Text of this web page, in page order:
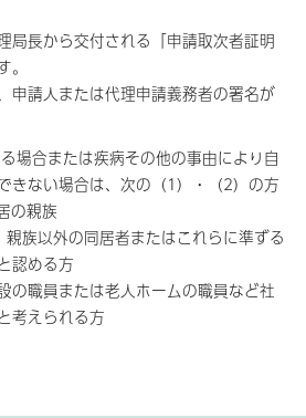
局長から交付される「申請取次者証明
申請人または代理申請義務者の署名が
場合または疾病その他の事由により自
きない場合は、次の（1）・（2）の方
の親族
親族以外の同居者またはこれらに準ずる
認める方
の職員または老人ホームの職員など社
考えられる方